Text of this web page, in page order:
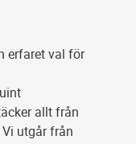
erfaret val för
allt från
utgår från